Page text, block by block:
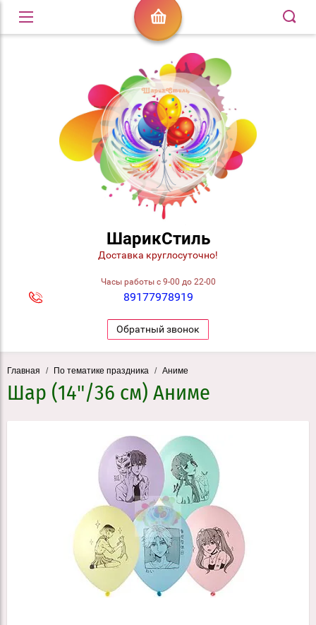
ШарикСтиль
Доставка круглосуточно!
Часы работы с 9-00 до 22-00
89177978919
Обратный звонок
Главная / По тематике праздника / Аниме
Шар (14"/36 см) Аниме